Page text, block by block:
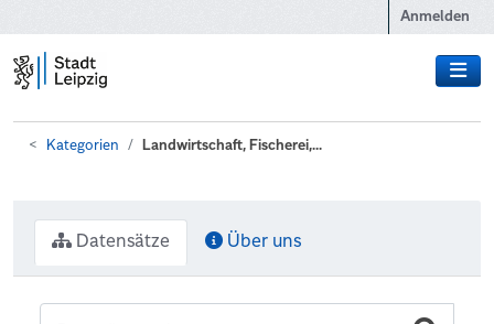
Anmelden
Kategorien Landwirtschaft, Fischerei,...
Datensätze Über uns